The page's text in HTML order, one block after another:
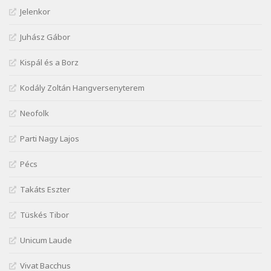
József Attila: Jaj, majdnem
Szélkiáltó
Szélkiáltó
József Attila: Mióta elmentél
József Attila: Ne bántsda gyönge nőt
Szélkiáltó
Szélkiáltó
József Attila: Szerelmesvers
Jelenkor
Juhász Gábor
Kispál és a Borz
Kodály Zoltán Hangversenyterem
Neofolk
Parti Nagy Lajos
Pécs
Takáts Eszter
Tüskés Tibor
Unicum Laude
Vivat Bacchus